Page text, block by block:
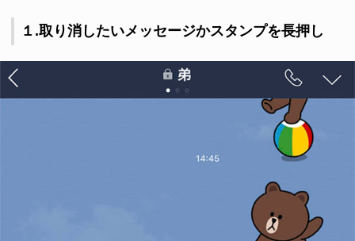
１.取り消したいメッセージかスタンプを長押し